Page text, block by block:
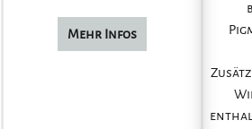
Mehr Infos